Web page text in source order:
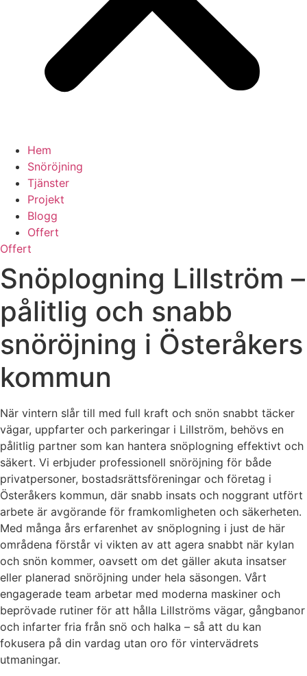
Hem
Snöröjning
Tjänster
Projekt
Blogg
Offert
Offert
Snöplogning Lillström –
pålitlig och snabb
snöröjning i Österåkers
kommun
När vintern slår till med full kraft och snön snabbt täcker
vägar, uppfarter och parkeringar i Lillström, behövs en
pålitlig partner som kan hantera snöplogning effektivt och
säkert. Vi erbjuder professionell snöröjning för både
privatpersoner, bostadsrättsföreningar och företag i
Österåkers kommun, där snabb insats och noggrant utfört
arbete är avgörande för framkomligheten och säkerheten.
Med många års erfarenhet av snöplogning i just de här
områdena förstår vi vikten av att agera snabbt när kylan
och snön kommer, oavsett om det gäller akuta insatser
eller planerad snöröjning under hela säsongen. Vårt
engagerade team arbetar med moderna maskiner och
beprövade rutiner för att hålla Lillströms vägar, gångbanor
och infarter fria från snö och halka – så att du kan
fokusera på din vardag utan oro för vintervädrets
utmaningar.